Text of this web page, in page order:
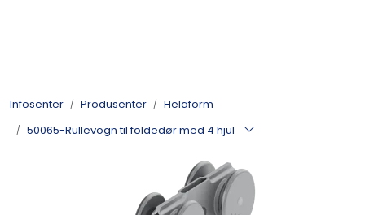
Infosenter Produsenter
Helaform
50065-Rullevogn til foldedør med 4 hjul